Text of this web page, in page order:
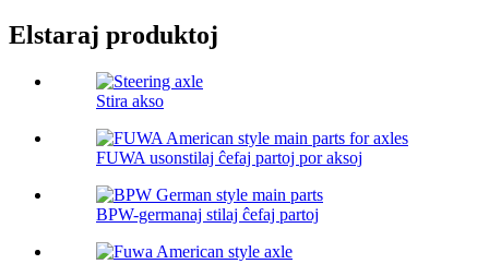
Elstaraj produktoj
Stira akso
FUWA usonstilaj ĉefaj partoj por aksoj
BPW-germanaj stilaj ĉefaj partoj